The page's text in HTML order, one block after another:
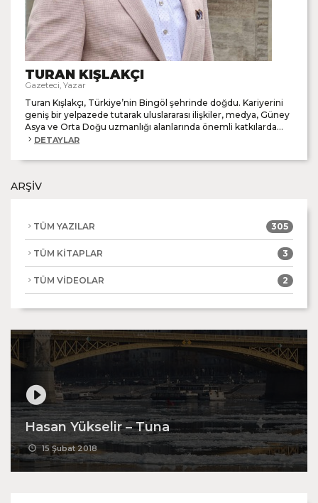
TURAN KIŞLAKÇI
Gazeteci, Yazar
Turan Kışlakçı, Türkiye’nin Bingöl şehrinde doğdu. Kariyerini
geniş bir yelpazede tutarak uluslararası ilişkiler, medya, Güney
Asya ve Orta Doğu uzmanlığı alanlarında önemli katkılarda...
DETAYLAR
ARŞİV
TÜM YAZILAR 305
TÜM KİTAPLAR 3
TÜM VİDEOLAR 2
Hasan Yükselir – Tuna
15 Şubat 2018